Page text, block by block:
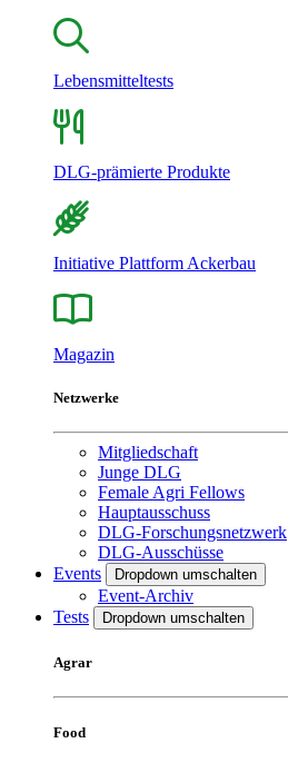
Lebensmitteltests
DLG-prämierte Produkte
Initiative Plattform Ackerbau
Magazin
Netzwerke
Mitgliedschaft
Junge DLG
Female Agri Fellows
Hauptausschuss
DLG-Forschungsnetzwerk
DLG-Ausschüsse
Events
Dropdown umschalten
Event-Archiv
Tests
Dropdown umschalten
Agrar
Food